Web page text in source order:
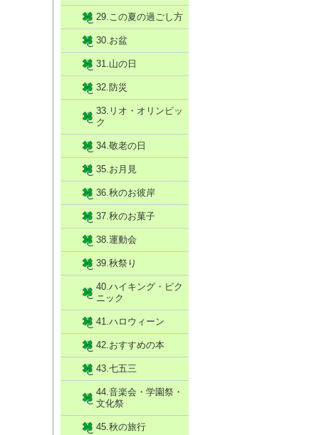
29.この夏の過ごし方
30.お盆
31.山の日
32.防災
33.リオ・オリンピッ
ク
34.敬老の日
35.お月見
36.秋のお彼岸
37.秋のお菓子
38.運動会
39.秋祭り
40.ハイキング・ピク
ニック
41.ハロウィーン
42.おすすめの本
43.七五三
44.音楽会・学園祭・
文化祭
45.秋の旅行